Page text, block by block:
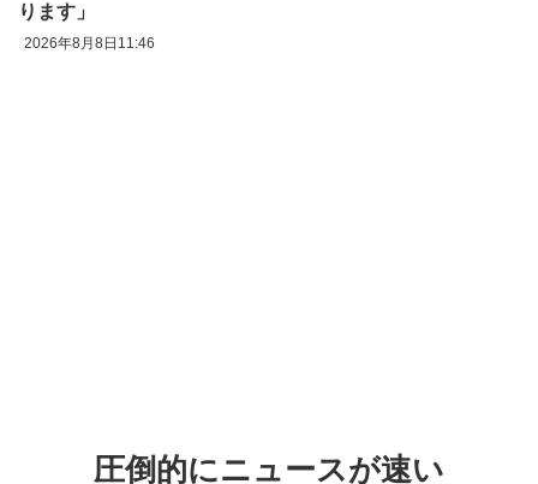
ります」
2026年8月8日11:46
圧倒的にニュースが速い